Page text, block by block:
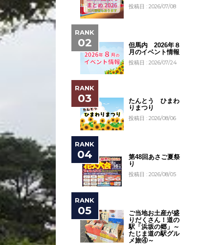
投稿日 : 2026/07/08
但馬内 2026年８
月のイベント情報
投稿日 : 2026/07/24
たんとう ひまわ
りまつり
投稿日 : 2026/08/06
第48回あさご夏祭
り
投稿日 : 2026/08/05
ご当地お土産が盛
りだくさん！道の
駅「浜坂の郷」～
たじま道の駅グル
メ旅④～